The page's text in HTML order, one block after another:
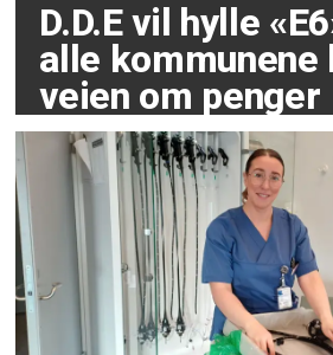
D.D.E vil hylle
alle kommunene
veien om penger